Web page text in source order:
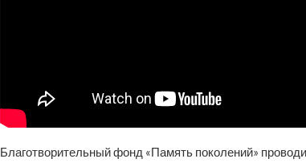
Благотворительный фонд «Память поколений»